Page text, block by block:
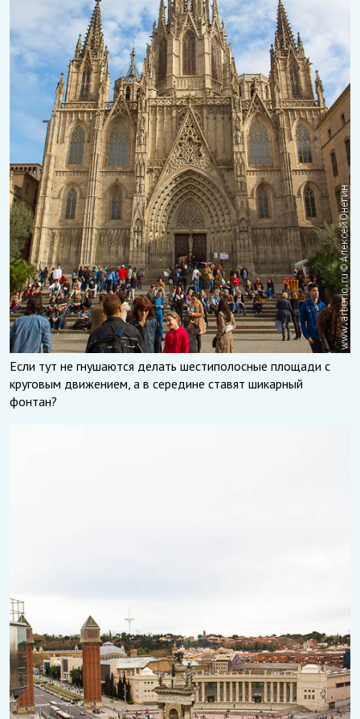
Если тут не гнушаются делать шестиполосные площади с
круговым движением, а в середине ставят шикарный
фонтан?